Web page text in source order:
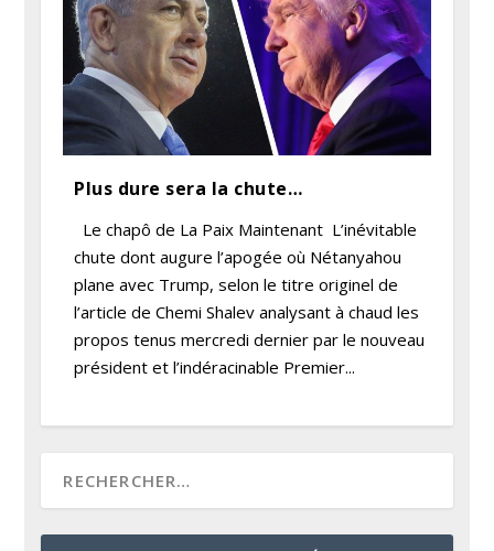
Plus dure sera la chute…
Le chapô de La Paix Maintenant L’inévitable
chute dont augure l’apogée où Nétanyahou
plane avec Trump, selon le titre originel de
l’article de Chemi Shalev analysant à chaud les
propos tenus mercredi dernier par le nouveau
président et l’indéracinable Premier...